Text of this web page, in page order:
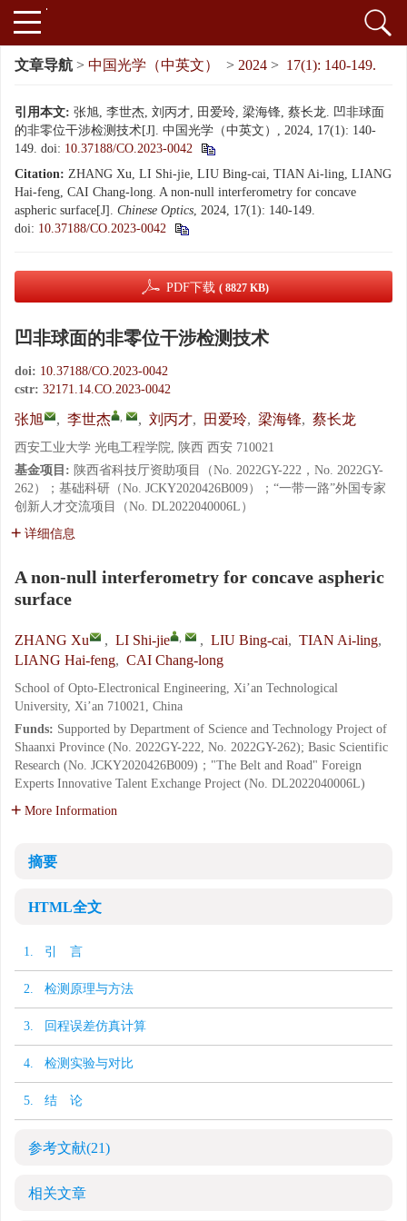
文章导航 > 中国光学（中英文） > 2024 > 17(1): 140-149.
引用本文: 张旭, 李世杰, 刘丙才, 田爱玲, 梁海锋, 蔡长龙. 凹非球面
的非零位干涉检测技术[J]. 中国光学（中英文）, 2024, 17(1): 140-
149. doi: 10.37188/CO.2023-0042
Citation: ZHANG Xu, LI Shi-jie, LIU Bing-cai, TIAN Ai-ling, LIANG
Hai-feng, CAI Chang-long. A non-null interferometry for concave
aspheric surface[J]. Chinese Optics, 2024, 17(1): 140-149.
doi: 10.37188/CO.2023-0042
PDF下载 ( 8827 KB)
凹非球面的非零位干涉检测技术
doi: 10.37188/CO.2023-0042
cstr: 32171.14.CO.2023-0042
张旭 , 李世杰 , , 刘丙才, 田爱玲, 梁海锋, 蔡长龙
西安工业大学 光电工程学院, 陕西 西安 710021
基金项目: 陕西省科技厅资助项目（No. 2022GY-222，No. 2022GY-
262）；基础科研（No. JCKY2020426B009）；“一带一路”外国专家
创新人才交流项目（No. DL2022040006L）
详细信息
A non-null interferometry for concave aspheric
surface
ZHANG Xu , LI Shi-jie , , LIU Bing-cai, TIAN Ai-ling,
LIANG Hai-feng, CAI Chang-long
School of Opto-Electronical Engineering, Xi’an Technological
University, Xi’an 710021, China
Funds: Supported by Department of Science and Technology Project of
Shaanxi Province (No. 2022GY-222, No. 2022GY-262); Basic Scientific
Research (No. JCKY2020426B009)；"The Belt and Road" Foreign
Experts Innovative Talent Exchange Project (No. DL2022040006L)
More Information
摘要
HTML全文
1. 引 言
2. 检测原理与方法
3. 回程误差仿真计算
4. 检测实验与对比
5. 结 论
参考文献(21)
相关文章